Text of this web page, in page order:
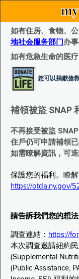
如有住房、食物、
地社会服务部门办事
如有危急生命的医
您可以捐獻搶
補領被盜 SNAP
不再接受被盜 SNAP
住戶仍可申請補領
如需瞭解資訊，可
保護您的福利。瞭
https://otda.ny.gov/
請告訴我們您的想
調查連結： https://
本次調查邀請紐約
(Supplemental
(Public Assistance,